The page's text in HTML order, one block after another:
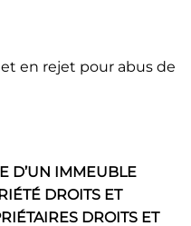
en rejet pour abus de
D’UN IMMEUBLE
DROITS ET
DROITS ET